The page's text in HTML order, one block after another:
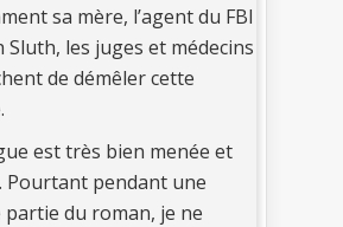
sa mère, l’agent du FBI
Sluth, les juges et médecins
de démêler cette
est très bien menée et
Pourtant pendant une
partie du roman, je ne